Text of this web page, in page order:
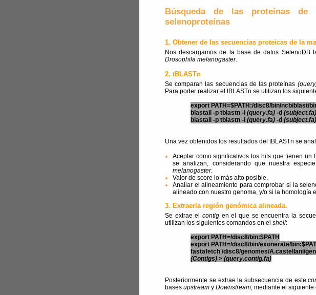
Búsqueda de las proteínas
selenoproteínas
1. Obtener de las secuencias proteicas de la
Nos descargamos de la base de datos SelenoDB
Drosophila melanogaster.
2. tBLASTn
Se comparan las secuencias de las proteínas
Para poder realizar el tBLASTn se utilizan los
export PATH=$PATH:/disc8/bin/ncbiblast/
blastall -p tblastn -i (query.fa) -d (subject.fa)
blastall -p tblastn -i (query.fa) -d (subject.fa)
Una vez obtenidos los resultados del tBLASTn se
Aceptar como significativos los hits que tienen un
se analizan, considerando que nuestra
melanogaster.
Valor de score lo más alto posible.
Analiar el alineamiento para comprobar si la
alineado con nuestro genoma, y/o si la homología
3. Extraerla región genómica alineada.
Se extrae el contigen el que se encuentra la
utilizan los siguientes comandos en el shell:
export PATH=/disc8/bin:$PATH
export PATH=/disc8/bin/exonerate/
fastafetch /disc8/genomes/A.castellani/
(Contigs) > (query.contig.fa)
Posteriormente se extrae la subsecuencia de este
bases upstream y Downstream, mediante el siguiente